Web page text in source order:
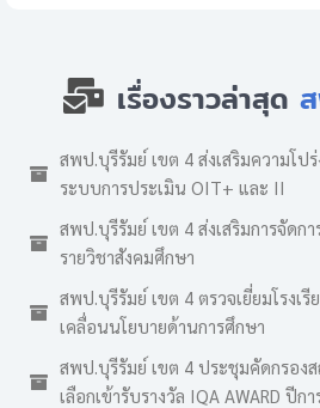
เรื่องราวล่าสุด
สพป.บุรีรัมย์ เขต 4 ส่งเสริมความโป
ระบบการประเมิน OIT+ และ II
สพป.บุรีรัมย์ เขต 4 ส่งเสริมการจัดก
รายวิชาสังคมศึกษา
สพป.บุรีรัมย์ เขต 4 ตรวจเยี่ยมโรงเ
เคลื่อนนโยบายด้านการศึกษา
สพป.บุรีรัมย์ เขต 4 ประชุมคัดกรอง
เลือกเข้ารับรางวัล IQA AWARD ปีก